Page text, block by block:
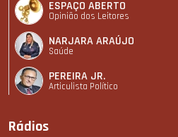
ESPAÇO ABERTO
Opinião dos Leitores
NARJARA ARAÚJO
Saúde
PEREIRA JR.
Articulista Polí­tico
Rádios